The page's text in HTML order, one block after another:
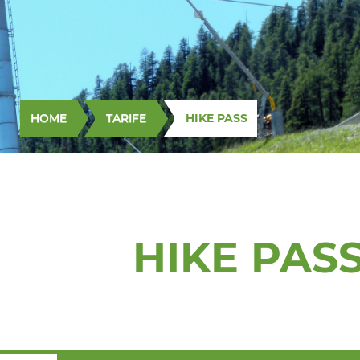
HOME TARIFE HIKE PASS
HIKE